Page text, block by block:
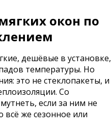
окон по
дешёвые в установке,
температуры. Но
это не стеклопакеты, и
Со
если за ним не
всё же сезонное или